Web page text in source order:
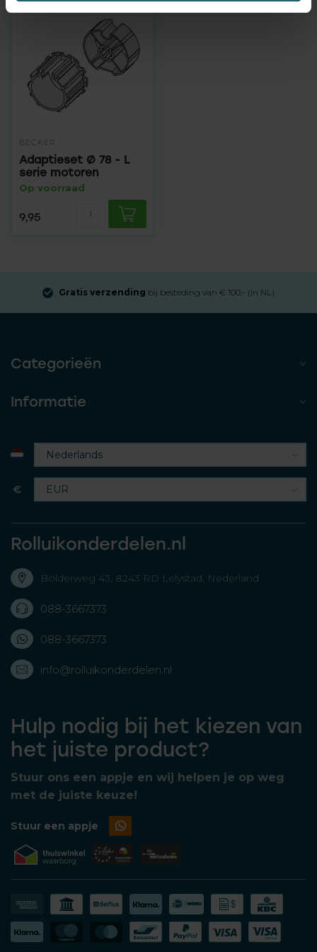
BECKER
Adaptieset Ø 78 - L
serie motoren
Op voorraad
9,95
Gratis verzending bij besteding van € 100,- (in NL)
Categorieën
Informatie
€
Rolluikonderdelen.nl
Bolderweg 43, 8243 RD Lelystad, Nederland
088-3667373
088-3667373
info@rolluikonderdelen.nl
Hulp nodig bij het kiezen van
het juiste product?
Stuur ons een appje en wij helpen je op weg
met de juiste keuze!
Stuur een appje